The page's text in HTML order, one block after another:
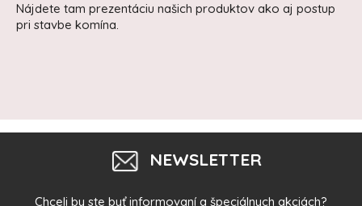
Nájdete tam prezentáciu našich produktov ako aj postup
pri stavbe komína.
NEWSLETTER
Chceli by ste byť informovaní a špeciálnych akciách?